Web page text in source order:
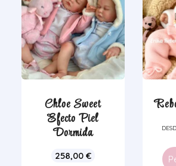
Chloe Sweet
Efecto Piel
Dormida
258,00 €